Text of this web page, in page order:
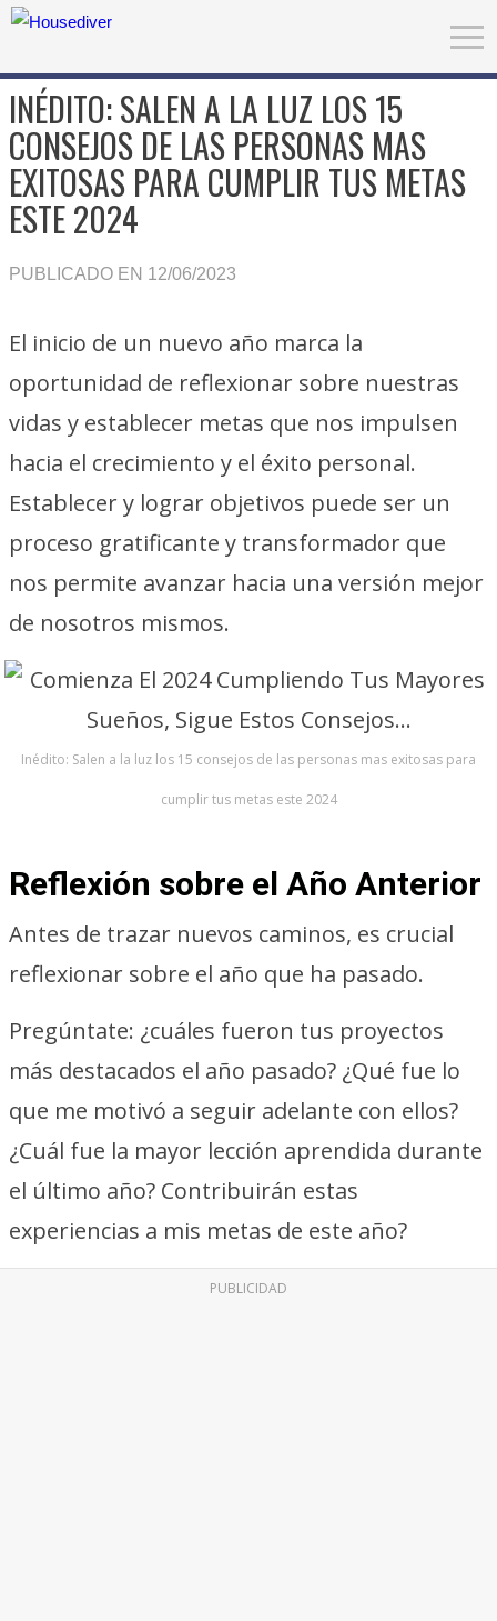
INÉDITO: SALEN A LA LUZ LOS 15
CONSEJOS DE LAS PERSONAS MAS
EXITOSAS PARA CUMPLIR TUS METAS
ESTE 2024
PUBLICADO EN 12/06/2023
El inicio de un nuevo año marca la
oportunidad de reflexionar sobre nuestras
vidas y establecer metas que nos impulsen
hacia el crecimiento y el éxito personal.
Establecer y lograr objetivos puede ser un
proceso gratificante y transformador que
nos permite avanzar hacia una versión mejor
de nosotros mismos.
Inédito: Salen a la luz los 15 consejos de las personas mas exitosas para
cumplir tus metas este 2024
Reflexión sobre el Año Anterior
Antes de trazar nuevos caminos, es crucial
reflexionar sobre el año que ha pasado.
Pregúntate: ¿cuáles fueron tus proyectos
más destacados el año pasado? ¿Qué fue lo
que me motivó a seguir adelante con ellos?
¿Cuál fue la mayor lección aprendida durante
el último año? Contribuirán estas
experiencias a mis metas de este año?
PUBLICIDAD